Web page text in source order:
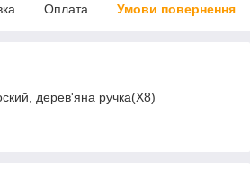
Оплата Умови повернення
дерев'яна ручка(X8)